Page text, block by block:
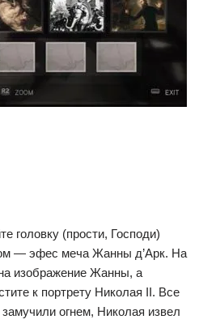
головку (прости, Господи)
— эфес меча Жанны д’Арк. На
изображение Жанны, а
к портрету Николая II. Все
огнем, Николая извел